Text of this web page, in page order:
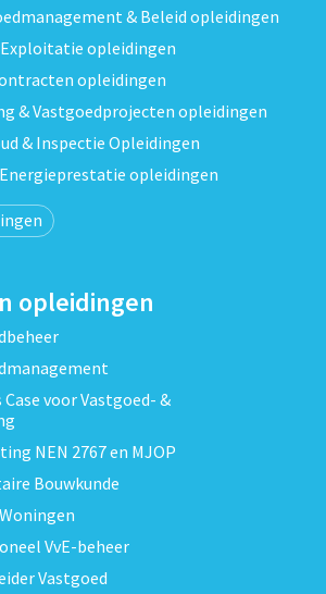
& Beleid opleidingen
opleidingen
opleidingen
& Vastgoedprojecten opleidingen
& Inspectie Opleidingen
opleidingen
opleidingen
voor Vastgoed- &
NEN 2767 en MJOP
Bouwkunde
VvE-beheer
Vastgoed